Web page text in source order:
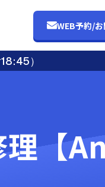
WEB予約/
）
理【